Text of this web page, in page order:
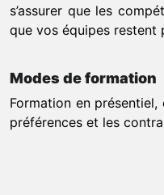
s’assurer que les
que vos équipes restent
Modes de formation
Formation en
préférences et les